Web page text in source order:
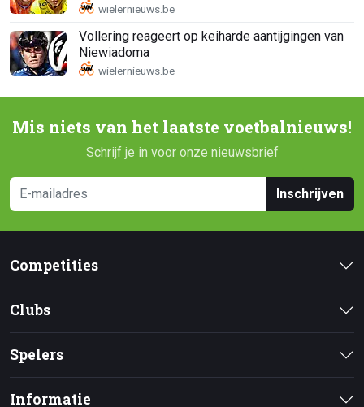
Vollering reageert op keiharde aantijgingen van
Niewiadoma
Mis niets van het laatste voetbalnieuws!
Schrijf je in voor onze nieuwsbrief
Inschrijven
Competities
Clubs
Spelers
Informatie